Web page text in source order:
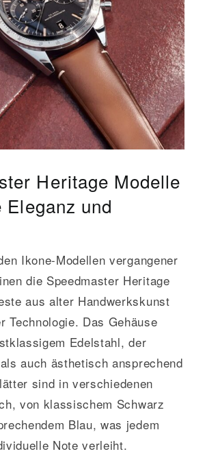
Heritage Modelle
und
Ikone-Modellen vergangener
die Speedmaster Heritage
aus alter Handwerkskunst
Technologie. Das Gehäuse
Edelstahl, der
auch ästhetisch ansprechend
sind in verschiedenen
von klassischem Schwarz
Blau, was jedem
Note verleiht.